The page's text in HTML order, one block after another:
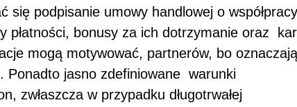
się podpisanie umowy handlowej o
płatności, bonusy za ich dotrzymanie oraz
mogą motywować, partnerów, bo
Ponadto jasno zdefiniowane warunki
zwłaszcza w przypadku długotrwałej